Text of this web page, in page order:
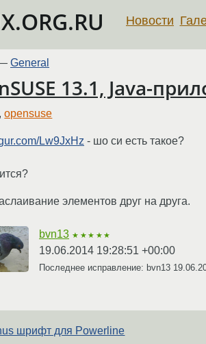
Новости
General
13.1, Java-
,opensuse
Lw9JxHz - шо си есть такое?
элементов друг на друга.
bvn13 ★★★★★
19.06.2014 19:28:51 +00:00
Последнее исправление: bvn13
шрифт для Powerline